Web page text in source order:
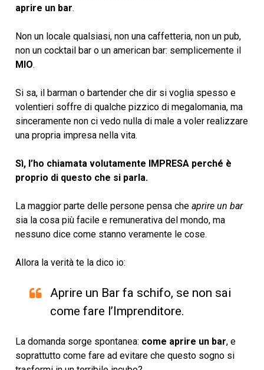
aprire un bar.
Non un locale qualsiasi, non una caffetteria, non un pub,
non un cocktail bar o un american bar: semplicemente il
MIO.
Si sa, il barman o bartender che dir si voglia spesso e
volentieri soffre di qualche pizzico di megalomania, ma
sinceramente non ci vedo nulla di male a voler realizzare
una propria impresa nella vita.
Sì, l’ho chiamata volutamente IMPRESA perché è
proprio di questo che si parla.
La maggior parte delle persone pensa che aprire un bar
sia la cosa più facile e remunerativa del mondo, ma
nessuno dice come stanno veramente le cose.
Allora la verità te la dico io:
Aprire un Bar fa schifo, se non sai
come fare l’Imprenditore.
La domanda sorge spontanea: come aprire un bar, e
soprattutto come fare ad evitare che questo sogno si